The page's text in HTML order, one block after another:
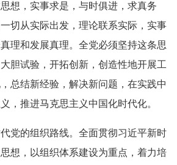
，实事求是，与时俱进，求真务
切从实际出发，理论联系实际，实事
理和发展真理。全党必须坚持这条思
胆试验，开拓创新，创造性地开展工
总结新经验，解决新问题，在实践中
，推进马克思主义中国化时代化。
的组织路线。全面贯彻习近平新时
想，以组织体系建设为重点，着力培